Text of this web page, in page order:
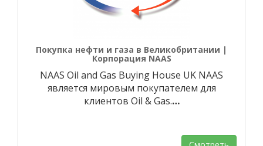
Покупка нефти и газа в Великобритании |
Корпорация NAAS
NAAS Oil and Gas Buying House UK NAAS
является мировым покупателем для
клиентов Oil & Gas.…